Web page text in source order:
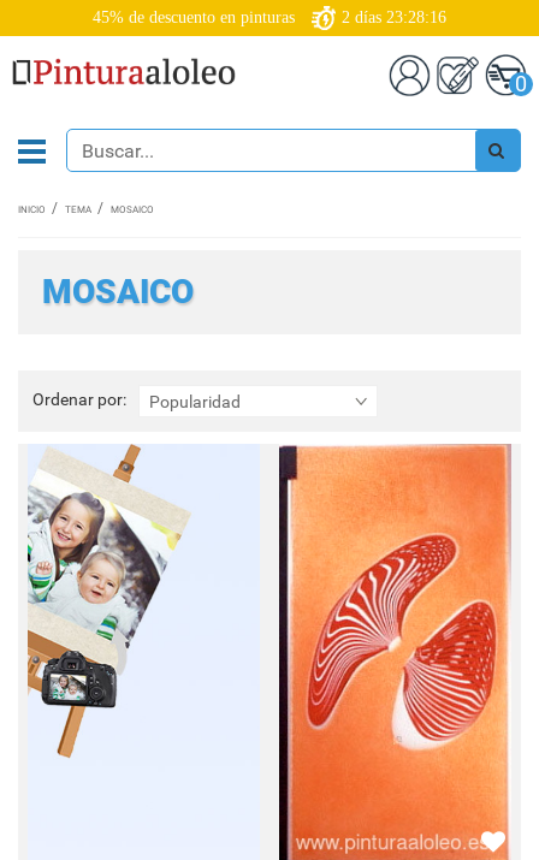
45% de descuento en pinturas 2 días 23:28:16
0
INICIO TEMA MOSAICO
MOSAICO
Ordenar por: Popularidad
Ordenar
por: